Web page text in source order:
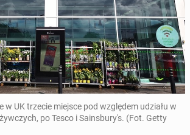
w UK trzecie miejsce pod względem udziału w
po Tesco i Sainsbury's. (Fot. Getty